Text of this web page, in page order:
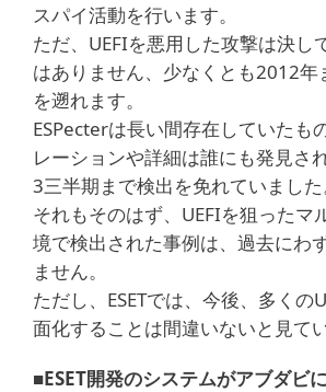
スパイ活動を行います。
ただ、UEFIを悪用した攻撃は決し
はありません、少なくとも2012年
を遡れます。
ESPecterは長い間存在していたも
レーションや詳細は誰にも発見さ
3三半期まで検出を免れていました
それもそのはず、UEFIを狙ったマ
境で検出された事例は、過去にわ
ません。
ただし、ESETでは、今後、多くの
面化することは間違いないと見てい
■ESET開発のシステムがアブダビ